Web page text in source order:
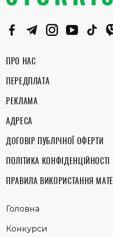
ПРО НАС
ПЕРЕДПЛАТА
РЕКЛАМА
АДРЕСА
ДОГОВІР ПУБЛІЧНОЇ ОФЕРТИ
ПОЛІТИКА КОНФІДЕНЦІЙНОСТІ
ПРАВИЛА ВИКОРИСТАННЯ
Головна
Конкурси